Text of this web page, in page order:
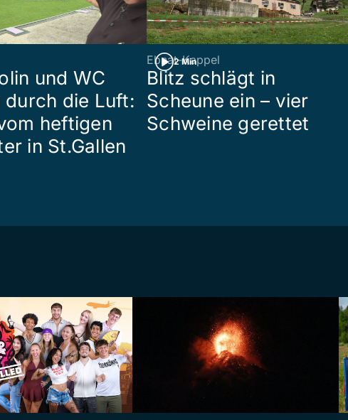
und WC
durch die Luft:
heftigen
in St.Gallen
2 Min
Ebnat-Kappel
Blitz schlägt in
Scheune ein – vier
Schweine gerettet